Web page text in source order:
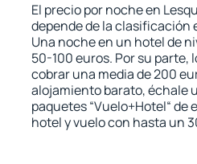
El precio por noche en
depende de la clasificación
Una noche en un hotel de
50-100 euros. Por su
cobrar una media de 200
alojamiento barato, échale
paquetes “Vuelo+Hotel“ de
hotel y vuelo con hasta un